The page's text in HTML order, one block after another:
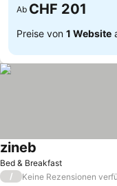
Ab CHF 201
Preise von 1 Website
Bed & Breakfast
zineb
/ Keine Rezensionen